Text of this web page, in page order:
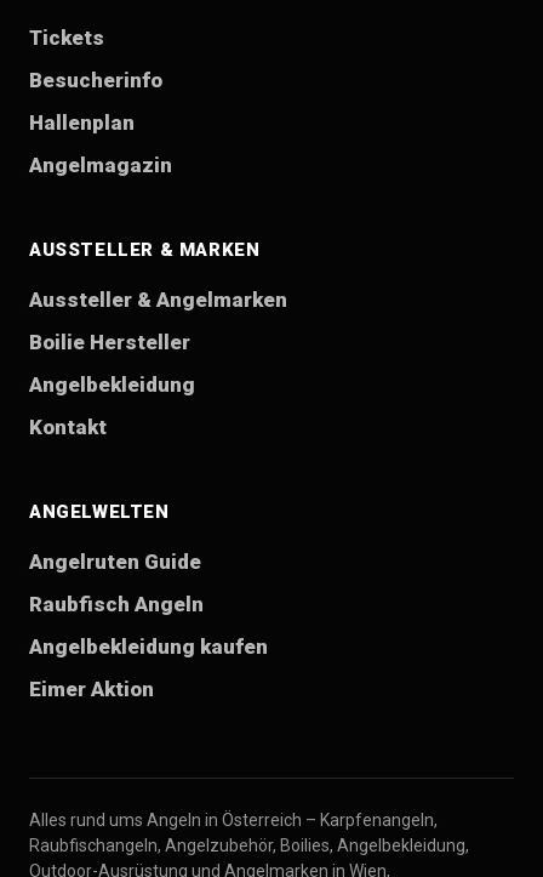
Tickets
Besucherinfo
Hallenplan
Angelmagazin
AUSSTELLER & MARKEN
Aussteller & Angelmarken
Boilie Hersteller
Angelbekleidung
Kontakt
ANGELWELTEN
Angelruten Guide
Raubfisch Angeln
Angelbekleidung kaufen
Eimer Aktion
Alles rund ums Angeln in Österreich – Karpfenangeln,
Raubfischangeln, Angelzubehör, Boilies, Angelbekleidung,
Outdoor-Ausrüstung und Angelmarken in Wien,